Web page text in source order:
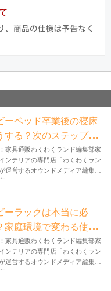
ーベッド卒業後の寝床
する？次のステップと
すめ商品
家具通販わくわくランド編集部家
ンテリアの専門店「わくわくラン
運営するオウンドメディア編集
...
ーラックは本当に必
家庭環境で変わる使い
ろと判断ポイント
家具通販わくわくランド編集部家
ンテリアの専門店「わくわくラン
運営するオウンドメディア編集
...